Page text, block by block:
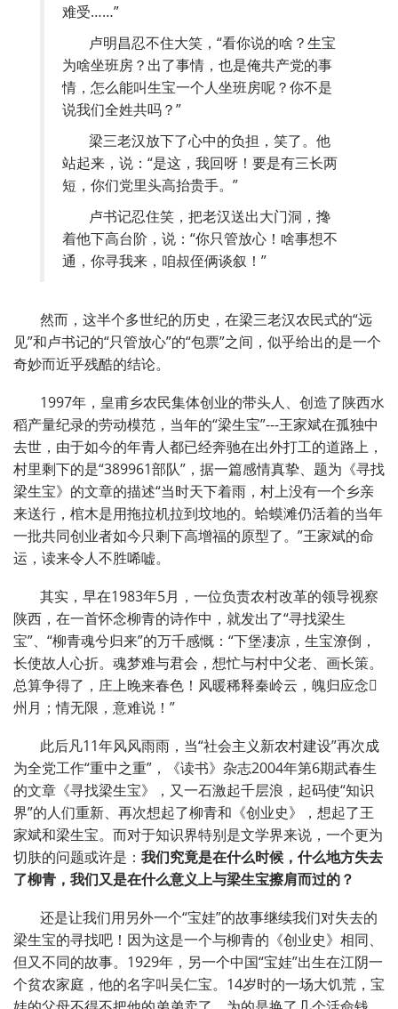
难受……”
卢明昌忍不住大笑， “看你说的啥？生宝
为啥坐班房？出了事情，也是俺共产党的事
情，怎么能叫生宝一个人坐班房呢？你不是
说我们全姓共吗？”
梁三老汉放下了心中的负担，笑了。他
站起来，说： “是这，我回呀！要是有三长两
短，你们党里头高抬贵手。 ”
卢书记忍住笑，把老汉送出大门洞，搀
着他下高台阶，说： “你只管放心！啥事想不
通，你寻我来，咱叔侄俩谈叙！ ”
然而，这半个多世纪的历史，在梁三老汉农民式的“远
见”和卢书记的“只管放心”的“包票”之间，似乎给出的是一个
奇妙而近乎残酷的结论。
1997年，皇甫乡农民集体创业的带头人、创造了陕西水
稻产量纪录的劳动模范，当年的“梁生宝”---王家斌在孤独中
去世，由于如今的年青人都已经奔驰在出外打工的道路上，
村里剩下的是“389961部队” ，据一篇感情真挚、题为《寻找
梁生宝》的文章的描述“当时天下着雨，村上没有一个乡亲
来送行，棺木是用拖拉机拉到坟地的。蛤蟆滩仍活着的当年
一批共同创业者如今只剩下高增福的原型了。 ”王家斌的命
运，读来令人不胜唏嘘。
其实，早在1983年5月，一位负责农村改革的领导视察
陕西，在一首怀念柳青的诗作中，就发出了“寻找梁生
宝”、 “柳青魂兮归来”的万千感慨： “下堡凄凉，生宝潦倒，
长使故人心折。魂梦难与君会，想忙与村中父老、画长策。
总算争得了，庄上晚来春色！风暖稀释秦岭云，魄归应念
州月；情无限，意难说！ ”
此后凡11年风风雨雨，当“社会主义新农村建设”再次成
为全党工作“重中之重” ，《读书》杂志2004年第6期武春生
的文章《寻找梁生宝》，又一石激起千层浪，起码使“知识
界”的人们重新、再次想起了柳青和《创业史》，想起了王
家斌和梁生宝。而对于知识界特别是文学界来说，一个更为
切肤的问题或许是： 我们究竟是在什么时候，什么地方失去
了柳青，我们又是在什么意义上与梁生宝擦肩而过的？
还是让我们用另外一个“宝娃”的故事继续我们对失去的
梁生宝的寻找吧！因为这是一个与柳青的《创业史》相同、
但又不同的故事。 1929年，另一个中国“宝娃”出生在江阴一
个贫农家庭，他的名字叫吴仁宝。 14岁时的一场大饥荒，宝